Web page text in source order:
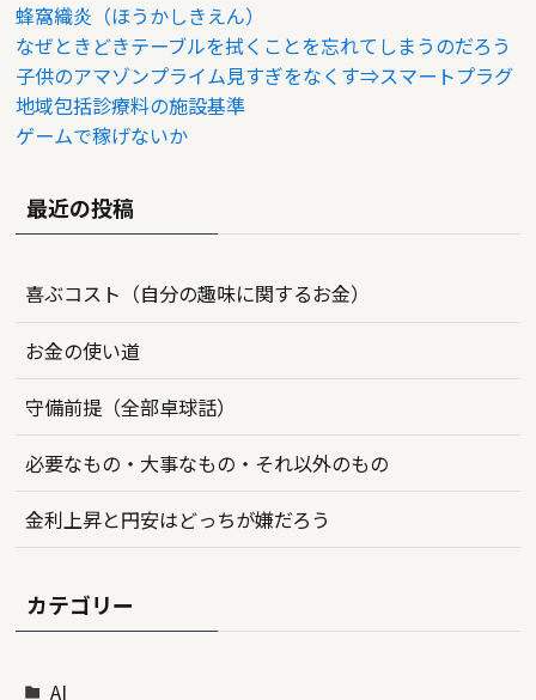
蜂窩織炎（ほうかしきえん）
なぜときどきテーブルを拭くことを忘れてしまうのだろう
子供のアマゾンプライム見すぎをなくす⇒スマートプラグ
地域包括診療料の施設基準
ゲームで稼げないか
最近の投稿
喜ぶコスト（自分の趣味に関するお金）
お金の使い道
守備前提（全部卓球話）
必要なもの・大事なもの・それ以外のもの
金利上昇と円安はどっちが嫌だろう
カテゴリー
AI